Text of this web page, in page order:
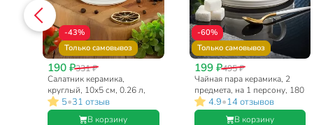
-43%
Только самовывоз
190 ₽331 ₽
Салатник керамика,
круглый, 10х5 см, 0.26 л,
Лайнс, Daniks, Y4-7988
5•31 отзыв
В корзину
-60%
Только самовывоз
199 ₽495 ₽
Чайная пара керамика, 2
предмета, на 1 персону, 180
мл, Daniks, Лайнс, Y4-7993
4.9•14 отзывов
В корзину